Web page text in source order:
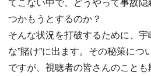
つかもうとするのか？
そんな状況を打破するために、
な”賭け”に出ます。その秘策に
ですが、視聴者の皆さんのこと